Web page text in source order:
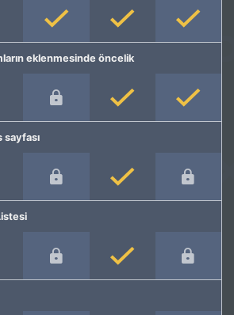
eklenmesinde öncelik